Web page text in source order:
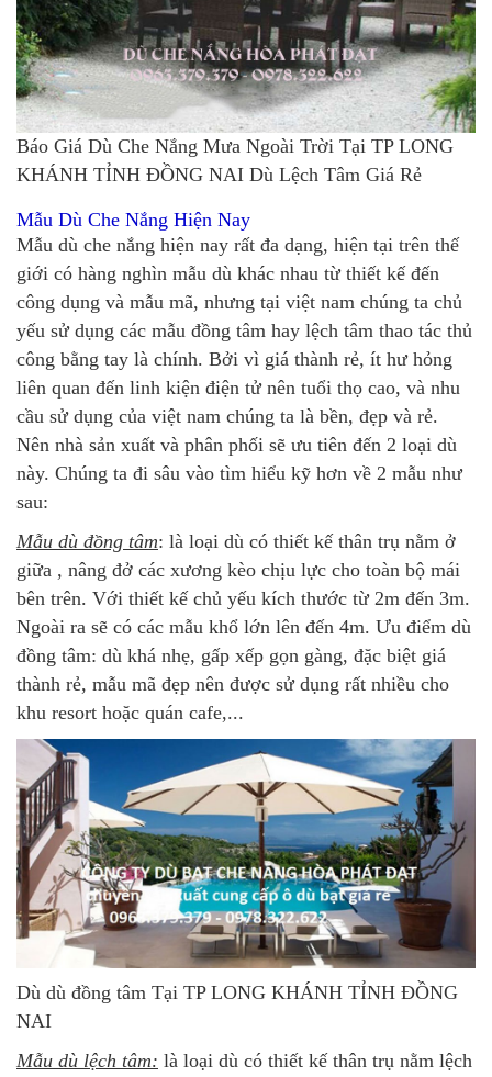
Báo Giá Dù Che Nắng Mưa Ngoài Trời Tại TP LONG
KHÁNH TỈNH ĐỒNG NAI Dù Lệch Tâm Giá Rẻ
Mẫu Dù Che Nắng Hiện Nay
Mẫu dù che nắng hiện nay rất đa dạng, hiện tại trên thế
giới có hàng nghìn mẫu dù khác nhau từ thiết kế đến
công dụng và mẫu mã, nhưng tại việt nam chúng ta chủ
yếu sử dụng các mẫu đồng tâm hay lệch tâm thao tác thủ
công bằng tay là chính. Bởi vì giá thành rẻ, ít hư hỏng
liên quan đến linh kiện điện tử nên tuổi thọ cao, và nhu
cầu sử dụng của việt nam chúng ta là bền, đẹp và rẻ.
Nên nhà sản xuất và phân phối sẽ ưu tiên đến 2 loại dù
này. Chúng ta đi sâu vào tìm hiểu kỹ hơn về 2 mẫu như
sau:
Mẫu dù đồng tâm: là loại dù có thiết kế thân trụ nằm ở
giữa , nâng đở các xương kèo chịu lực cho toàn bộ mái
bên trên. Với thiết kế chủ yếu kích thước từ 2m đến 3m.
Ngoài ra sẽ có các mẫu khổ lớn lên đến 4m. Ưu điểm dù
đồng tâm: dù khá nhẹ, gấp xếp gọn gàng, đặc biệt giá
thành rẻ, mẫu mã đẹp nên được sử dụng rất nhiều cho
khu resort hoặc quán cafe,...
Dù dù đồng tâm Tại TP LONG KHÁNH TỈNH ĐỒNG
NAI
Mẫu dù lệch tâm: là loại dù có thiết kế thân trụ nằm lệch